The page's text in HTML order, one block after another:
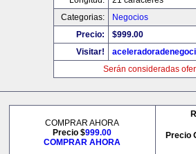
Categorias:
Negocios
Precio:
$999.00
Visitar!
Serán consideradas
COMPRAR AHORA
Precio $999.00
COMPRAR AHORA
Precio